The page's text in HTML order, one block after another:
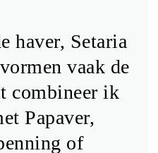
haver, Setaria
vaak de
combineer ik
Papaver,
of